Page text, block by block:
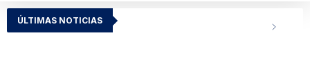
ÚLTIMAS NOTICIAS